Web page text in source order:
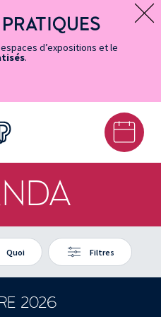
d’expositions et le
.
2026
Quoi Filtres